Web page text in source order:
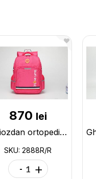
870 lei
Ghiozdan ortopedic rose red 2888R/R
SKU: 2888R/R
- +